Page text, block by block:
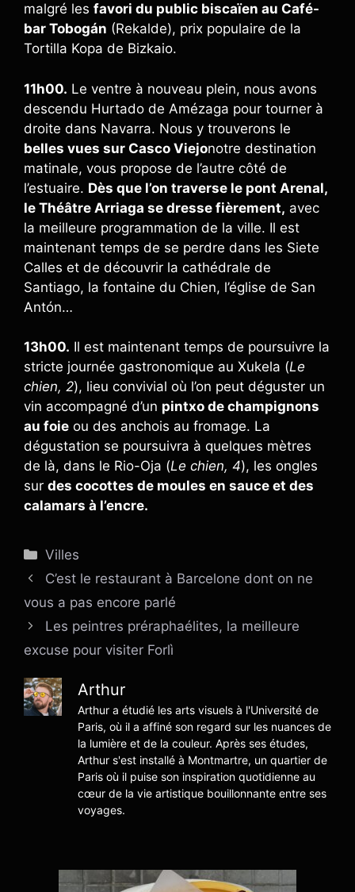
malgré les favori du public biscaïen au Café-
bar Tobogán (Rekalde), prix populaire de la
Tortilla Kopa de Bizkaio.
11h00. Le ventre à nouveau plein, nous avons
descendu Hurtado de Amézaga pour tourner à
droite dans Navarra. Nous y trouverons le
belles vues sur Casco Viejonotre destination
matinale, vous propose de l’autre côté de
l’estuaire. Dès que l’on traverse le pont Arenal,
le Théâtre Arriaga se dresse fièrement, avec
la meilleure programmation de la ville. Il est
maintenant temps de se perdre dans les Siete
Calles et de découvrir la cathédrale de
Santiago, la fontaine du Chien, l’église de San
Antón…
13h00. Il est maintenant temps de poursuivre la
stricte journée gastronomique au Xukela (Le
chien, 2), lieu convivial où l’on peut déguster un
vin accompagné d’un pintxo de champignons
au foie ou des anchois au fromage. La
dégustation se poursuivra à quelques mètres
de là, dans le Rio-Oja (Le chien, 4), les ongles
sur des cocottes de moules en sauce et des
calamars à l’encre.
Catégories
Villes
C’est le restaurant à Barcelone dont on ne
vous a pas encore parlé
Les peintres préraphaélites, la meilleure
excuse pour visiter Forlì
Arthur
Arthur a étudié les arts visuels à l'Université de
Paris, où il a affiné son regard sur les nuances de
la lumière et de la couleur. Après ses études,
Arthur s'est installé à Montmartre, un quartier de
Paris où il puise son inspiration quotidienne au
cœur de la vie artistique bouillonnante entre ses
voyages.